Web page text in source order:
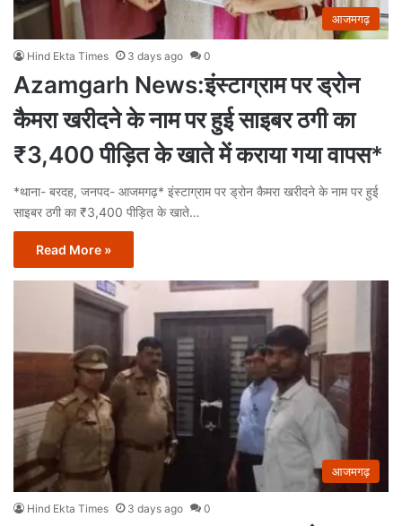
आजमगढ़
Hind Ekta Times 3 days ago 0
Azamgarh News:इंस्टाग्राम पर ड्रोन
कैमरा खरीदने के नाम पर हुई साइबर ठगी का
₹3,400 पीड़ित के खाते में कराया गया वापस*
*थाना- बरदह, जनपद- आजमगढ़* इंस्टाग्राम पर ड्रोन कैमरा खरीदने के नाम पर हुई
साइबर ठगी का ₹3,400 पीड़ित के खाते…
Read More »
आजमगढ़
Hind Ekta Times 3 days ago 0